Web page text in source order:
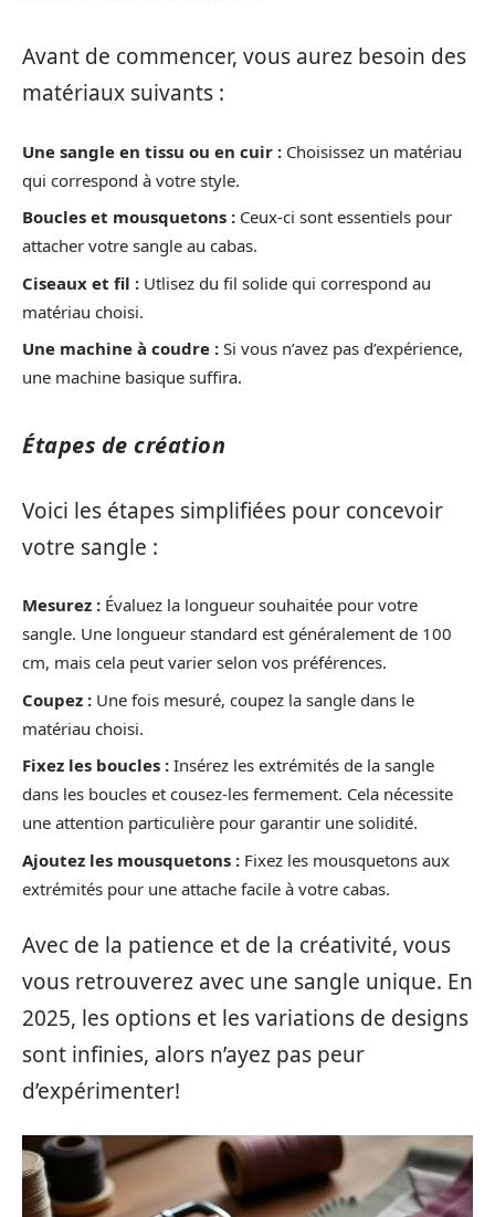
Avant de commencer, vous aurez besoin des
matériaux suivants :
Une sangle en tissu ou en cuir : Choisissez un matériau
qui correspond à votre style.
Boucles et mousquetons : Ceux-ci sont essentiels pour
attacher votre sangle au cabas.
Ciseaux et fil : Utlisez du fil solide qui correspond au
matériau choisi.
Une machine à coudre : Si vous n’avez pas d’expérience,
une machine basique suffira.
Étapes de création
Voici les étapes simplifiées pour concevoir
votre sangle :
Mesurez : Évaluez la longueur souhaitée pour votre
sangle. Une longueur standard est généralement de 100
cm, mais cela peut varier selon vos préférences.
Coupez : Une fois mesuré, coupez la sangle dans le
matériau choisi.
Fixez les boucles : Insérez les extrémités de la sangle
dans les boucles et cousez-les fermement. Cela nécessite
une attention particulière pour garantir une solidité.
Ajoutez les mousquetons : Fixez les mousquetons aux
extrémités pour une attache facile à votre cabas.
Avec de la patience et de la créativité, vous
vous retrouverez avec une sangle unique. En
2025, les options et les variations de designs
sont infinies, alors n’ayez pas peur
d’expérimenter!